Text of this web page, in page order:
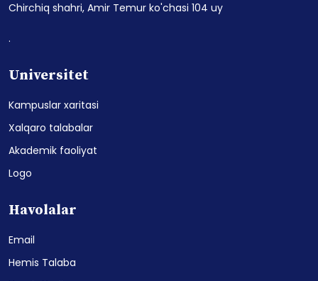
Chirchiq shahri, Amir Temur ko'chasi 104 uy
.
Universitet
Kampuslar xaritasi
Xalqaro talabalar
Akademik faoliyat
Logo
Havolalar
Email
Hemis Talaba